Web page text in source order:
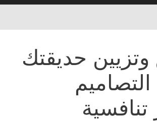
حديقتك
تنافسية